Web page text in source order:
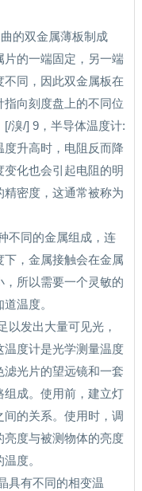
的双金属薄板制成
的一端固定，另一端
同，因此双金属板在
向刻度盘上的不同位
溴/] 9，半导体温度计:
升高时，电阻反而降
化也会引起电阻的明
密度，这通常被称为
不同的金属组成，连
，金属接触会在金属
所以需要一个灵敏的
温度。
以发出大量可见光，
度计是光学测量温度
光片的望远镜和一套
成。使用前，建立灯
的关系。使用时，调
度与被测物体的亮度
度。
具有不同的相变温